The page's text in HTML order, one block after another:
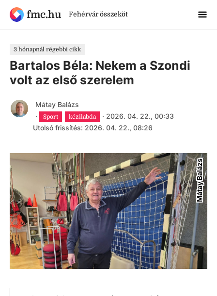
fmc.hu Fehérvár összeköt
3 hónapnál régebbi cikk
Bartalos Béla: Nekem a Szondi
volt az első szerelem
Mátay Balázs
·
Sport kézilabda · 2026. 04. 22., 00:33
Utolsó frissítés: 2026. 04. 22., 08:26
Mátay Balázs